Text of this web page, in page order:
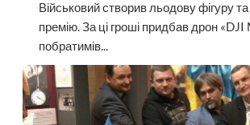
Військовий створив льодову фігуру
премію. За ці гроші придбав дрон
побратимів...